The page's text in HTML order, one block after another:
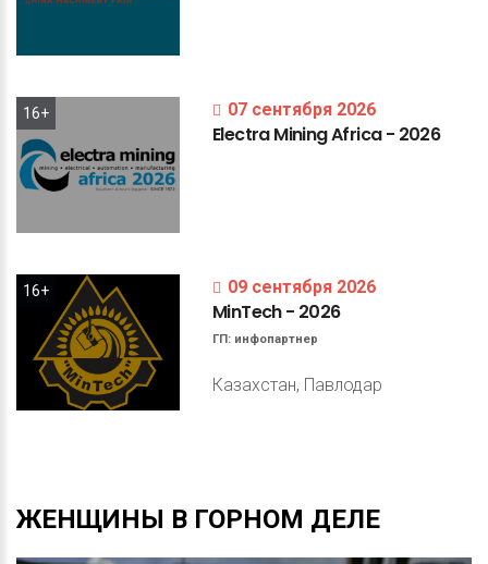
16+ 07 сентября 2026
ElectraMiningAfrica- 2026
16+ 09 сентября 2026
MinTech- 2026
ГП: инфопартнер
Казахстан, Павлодар
ЖЕНЩИНЫ В ГОРНОМ ДЕЛЕ